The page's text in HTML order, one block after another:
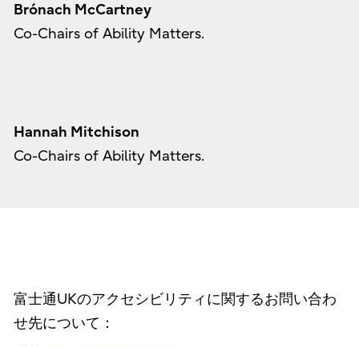
Brónach McCartney
Co-Chairs of Ability Matters.
Hannah Mitchison
Co-Chairs of Ability Matters.
富士通UKのアクセシビリティに関するお問い合わ
せ先について：